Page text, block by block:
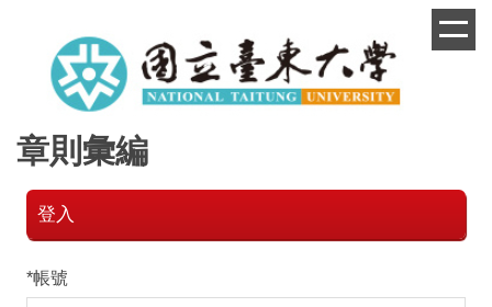
區
章則彙編
登入
*帳號